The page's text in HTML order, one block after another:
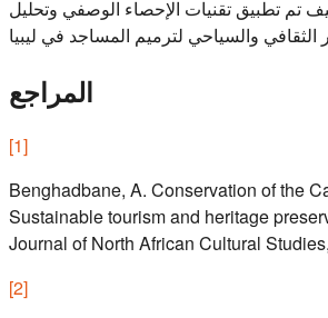
تم تطبيق تقنيات الإحصاء الوصفي وتحليل
المراجع
[1]
Benghadbane, A. Conservation of the
Sustainable tourism and heritage
Journal of North African Cultural
[2]